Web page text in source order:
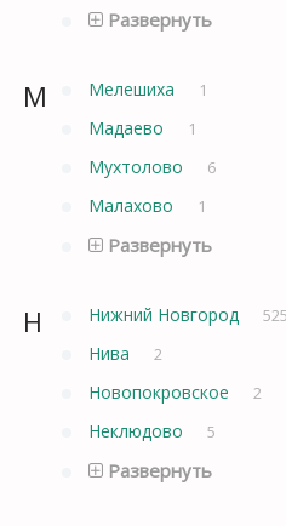
Развернуть
М Мелешиха 1
Мадаево 1
Мухтолово 6
Малахово 1
Развернуть
Н Нижний Новгород 525
Нива 2
Новопокровское 2
Неклюдово 5
Развернуть